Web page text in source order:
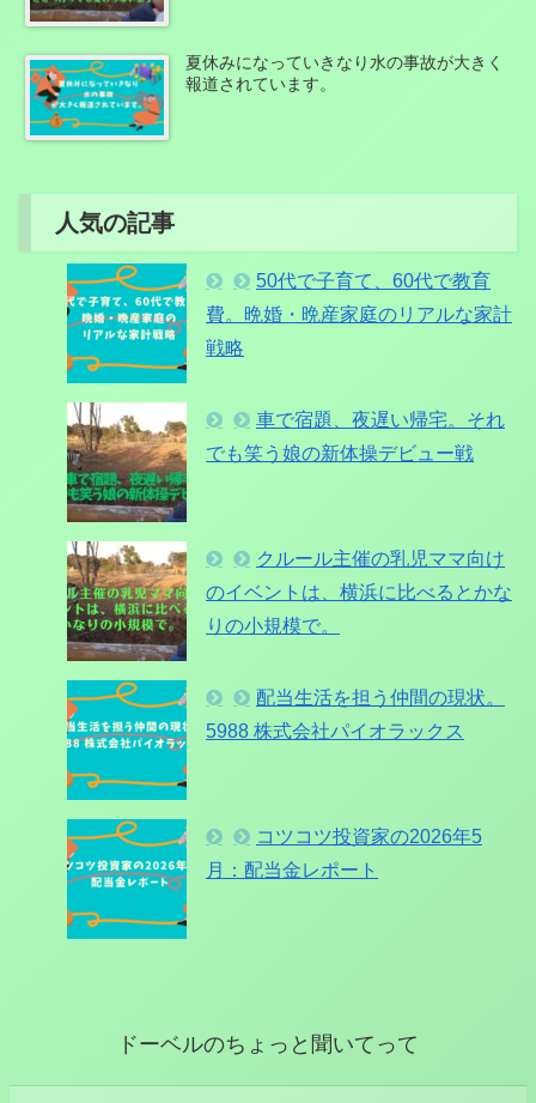
夏休みになっていきなり水の事故が大きく
報道されています。
人気の記事
50代で子育て、60代で教育
費。晩婚・晩産家庭のリアルな家計
戦略
車で宿題、夜遅い帰宅。それ
でも笑う娘の新体操デビュー戦
クルール主催の乳児ママ向け
のイベントは、横浜に比べるとかな
りの小規模で。
配当生活を担う仲間の現状。
5988 株式会社パイオラックス
コツコツ投資家の2026年5
月：配当金レポート
ドーベルのちょっと聞いてって